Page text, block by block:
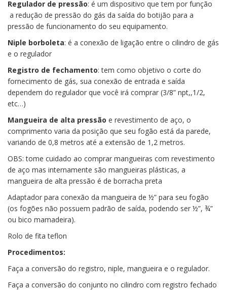
Regulador de pressão: é um dispositivo que tem por função
a redução de pressão do gás da saída do botijão para a
pressão de funcionamento do seu equipamento.
Niple borboleta: é a conexão de ligação entre o cilindro de gás
e o regulador
Registro de fechamento: tem como objetivo o corte do
fornecimento de gás, sua conexão de entrada e saída
dependem do regulador que você irá comprar (3/8” npt,,1/2,
etc…)
Mangueira de alta pressão e revestimento de aço, o
comprimento varia da posição que seu fogão está da parede,
variando de 0,8 metros até a extensão de 1,2 metros.
OBS: tome cuidado ao comprar mangueiras com revestimento
de aço mas internamente são mangueiras plásticas, a
mangueira de alta pressão é de borracha preta
Adaptador para conexão da mangueira de ½” para seu fogão
(os fogões não possuem padrão de saída, podendo ser ½”, ¾”
ou bico mamadeira).
Rolo de fita teflon
Procedimentos:
Faça a conversão do registro, niple, mangueira e o regulador.
Faça a conversão do conjunto no cilindro com registro fechado